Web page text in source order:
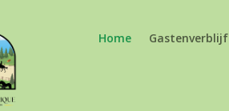
Home Gastenverblijf